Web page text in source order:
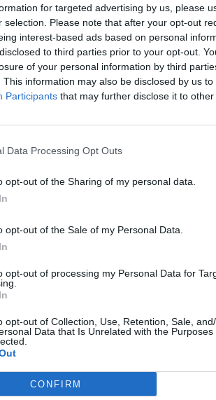
for targeted advertising by us, please
selection. Please note that after your opt-out
interest-based ads based on personal
to third parties prior to your opt-out.
of your personal information by third
This information may also be disclosed by us
Participants that may further disclose it to other
Data Processing Opt Outs
opt-out of the Sharing of my personal data.
opt-out of the Sale of my Personal Data.
opt-out of processing my Personal Data for
opt-out of Collection, Use, Retention, Sale,
Data that Is Unrelated with the Purposes
CONFIRM
criança e outro era homem.
14.863 queixas relacionadas
do ano, mais 490 do que em
relativas aos crimes e
indica também que estavam
das quais em prisão preventiva e
1.159 arguidos estavam a cumprir
892 dos quais em
período de 2022.
do primeiro semestre, integradas
em meio prisional e 2.249 na
234 vítimas e foram aplicadas
no âmbito do crime de violência
693 crianças e 17 homens, num